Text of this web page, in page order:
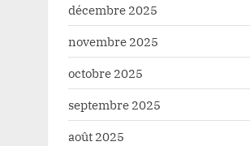
décembre 2025
novembre 2025
octobre 2025
septembre 2025
août 2025